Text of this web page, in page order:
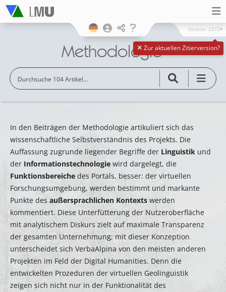
Zur aktuellen Zitierversion?
Version 22/2
Methodologie
In den Beiträgen der Methodologie artikuliert sich das
wissenschaftliche Selbstverständnis des Projekts. Die
Auffassung zugrunde liegender Begriffe der Linguistik und
der Informationstechnologie wird dargelegt, die
Funktionsbereiche des Portals, besser: der virtuellen
Forschungsumgebung, werden bestimmt und markante
Punkte des außersprachlichen Kontexts werden
kommentiert. Diese Unterfütterung der Nutzeroberfläche
mit analytischem Diskurs zielt auf maximale Transparenz
der gesamten Unternehmung; mit dieser Konzeption
unterscheidet sich VerbaAlpina von den meisten anderen
Projekten im Feld der Digital Humanities. Denn die
entwickelten Prozeduren der virtuellen Geolinguistik
zeigen sich nicht nur in der Funktionalität des